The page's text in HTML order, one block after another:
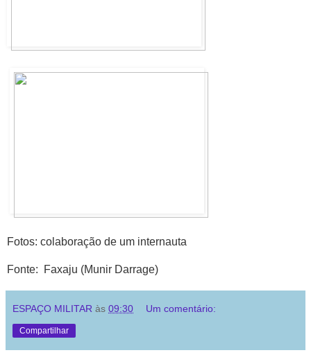
Fotos: colaboração de um internauta
Fonte: Faxaju (Munir Darrage)
ESPAÇO MILITAR às 09:30 Um comentário:
Compartilhar